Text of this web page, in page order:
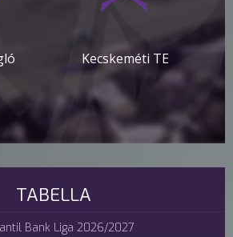
Kecskeméti TE
TABELLA
Bank Liga 2026/2027